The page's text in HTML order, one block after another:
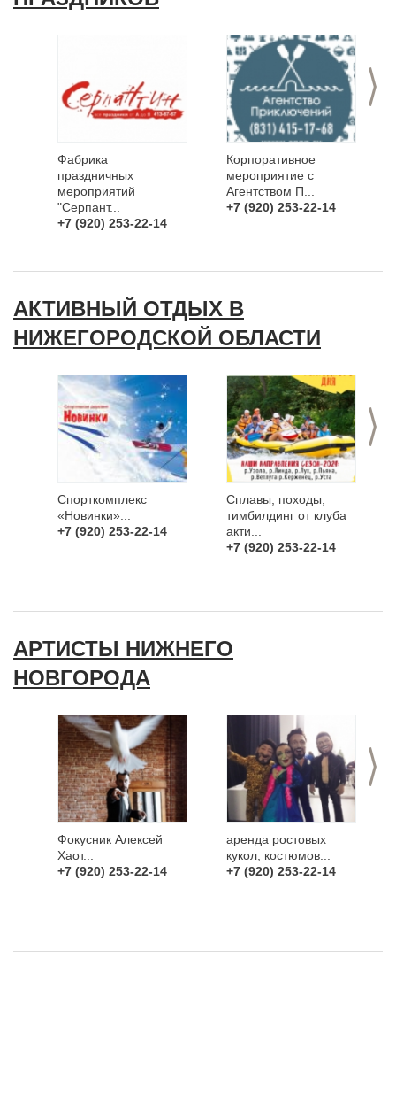
>
Фабрика
праздничных
мероприятий
"Серпант...
+7 (920) 253-22-14
Корпоративное
мероприятие с
Агентством П...
+7 (920) 253-22-14
АКТИВНЫЙ ОТДЫХ В
НИЖЕГОРОДСКОЙ ОБЛАСТИ
>
Спорткомплекс
«Новинки»...
+7 (920) 253-22-14
Сплавы, походы,
тимбилдинг от клуба
акти...
+7 (920) 253-22-14
АРТИСТЫ НИЖНЕГО
НОВГОРОДА
>
Фокусник Алексей
Хаот...
+7 (920) 253-22-14
аренда ростовых
кукол, костюмов...
+7 (920) 253-22-14